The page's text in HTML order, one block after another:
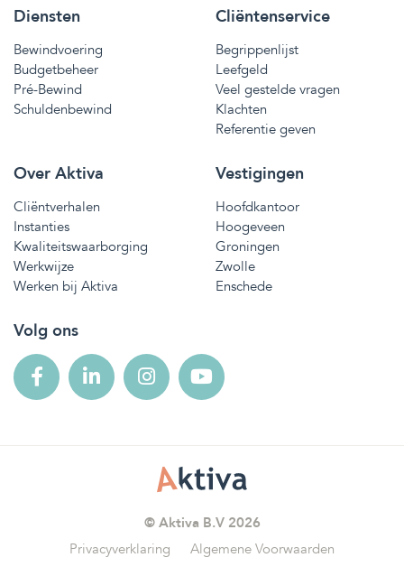
Diensten
Bewindvoering
Budgetbeheer
Pré-Bewind
Schuldenbewind
Cliëntenservice
Begrippenlijst
Leefgeld
Veel gestelde vragen
Klachten
Referentie geven
Over Aktiva
Cliëntverhalen
Instanties
Kwaliteitswaarborging
Werkwijze
Werken bij Aktiva
Vestigingen
Hoofdkantoor
Hoogeveen
Groningen
Zwolle
Enschede
Volg ons
© Aktiva B.V 2026
Privacyverklaring
Algemene Voorwaarden